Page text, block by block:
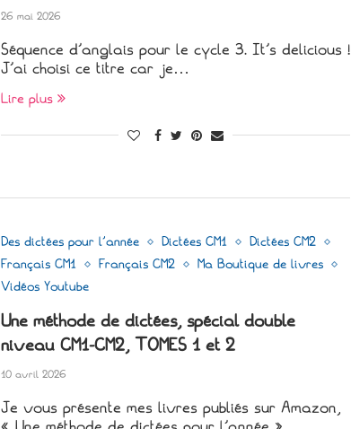
26 mai 2026
Séquence d’anglais pour le cycle 3. It’s delicious !
J’ai choisi ce titre car je…
Lire plus
Des dictées pour l'année Dictées CM1
Dictées CM2
Français CM1
Français CM2
Ma Boutique de livres
Vidéos Youtube
Une méthode de dictées, spécial double
niveau CM1-CM2, TOMES 1 et 2
10 avril 2026
Je vous présente mes livres publiés sur Amazon,